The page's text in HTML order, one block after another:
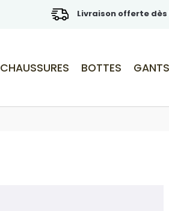
Livraison offerte
CHAUSSURES BOTTES GANTS